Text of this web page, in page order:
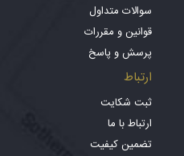
سوالات متداول
قوانین و مقررات
پرسش و پاسخ
ارتباط
ثبت شکایت
ارتباط با ما
تضمین کیفیت